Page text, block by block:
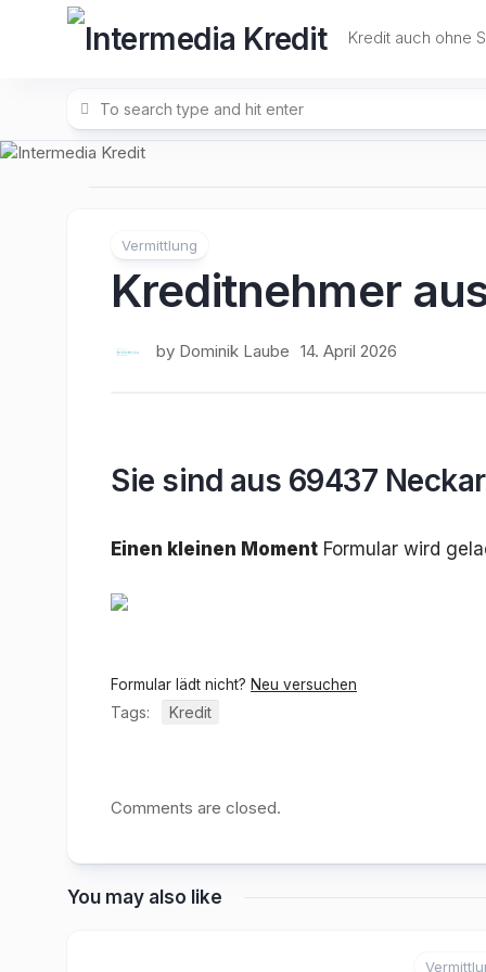
Kredit auch ohne
Vermittlung
Kreditnehmer
by Dominik Laube 14. April 2026
Sie sind aus 69437
Einen kleinen Moment Formular wird
Formular lädt nicht? Neu versuchen
Tags: Kredit
Comments are closed.
You may also like